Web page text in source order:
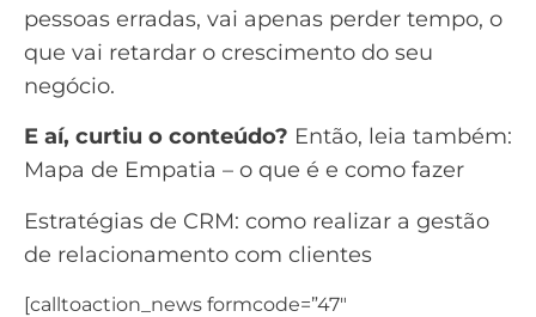
pessoas erradas, vai apenas perder tempo, o
que vai retardar o crescimento do seu
negócio.
E aí, curtiu o conteúdo? Então, leia também:
Mapa de Empatia – o que é e como fazer
Estratégias de CRM: como realizar a gestão
de relacionamento com clientes
[calltoaction_news formcode=”47″